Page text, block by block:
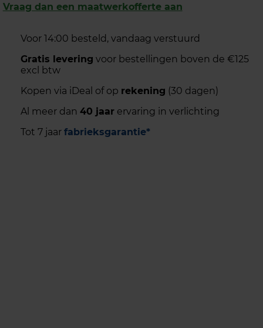
Vraag dan een maatwerkofferte aan
Voor 14:00 besteld, vandaag verstuurd
Gratis levering voor bestellingen boven de €125
excl btw
Kopen via iDeal of op rekening (30 dagen)
Al meer dan 40 jaarervaring in verlichting
Tot 7 jaar fabrieksgarantie*